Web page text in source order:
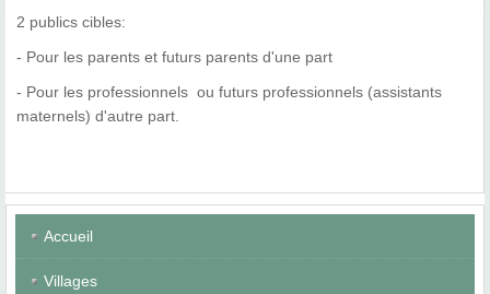
2 publics cibles:
- Pour les parents et futurs parents d'une part
- Pour les professionnels ou futurs professionnels (assistants
maternels) d'autre part.
Accueil
Villages